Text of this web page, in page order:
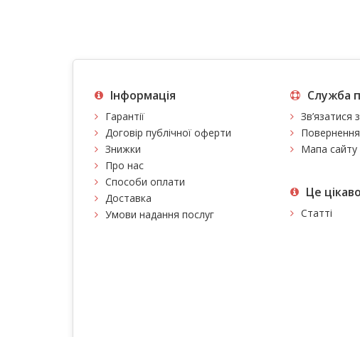
Інформація
Гарантії
Договір публічної оферти
Знижки
Про нас
Способи оплати
Доставка
Умови надання послуг
Служба
Зв’язатися
Мапа сайту
Це цiкаво
Статті